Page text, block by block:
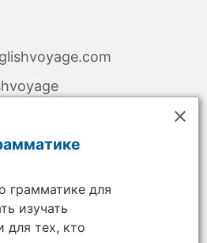
грамматике для
изучать
для тех, кто
Voyage, All rights